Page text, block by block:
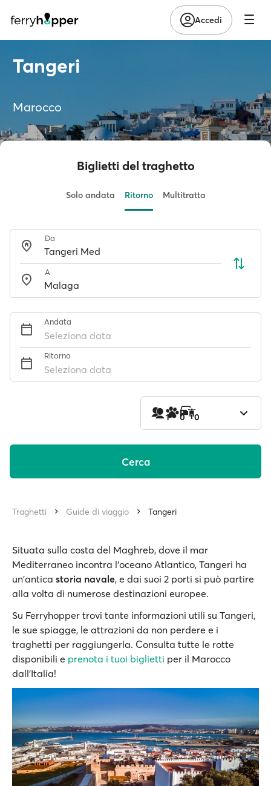
Accedi
Tangeri
Marocco
Biglietti del traghetto
Solo andata Ritorno Multitratta
Da
A
Andata
Seleziona data
Ritorno
Seleziona data
1 0 0
Cerca
Traghetti Guide di viaggio Tangeri
Situata sulla costa del Maghreb, dove il mar
Mediterraneo incontra l'oceano Atlantico, Tangeri ha
un'antica storia navale, e dai suoi 2 porti si può partire
alla volta di numerose destinazioni europee.
Su Ferryhopper trovi tante informazioni utili su Tangeri,
le sue spiagge, le attrazioni da non perdere e i
traghetti per raggiungerla. Consulta tutte le rotte
disponibili e prenota i tuoi biglietti per il Marocco
dall'Italia!